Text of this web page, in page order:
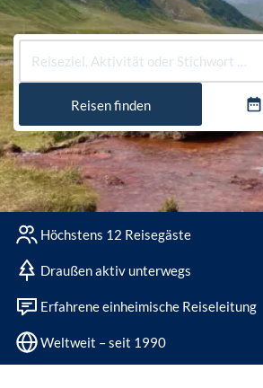
Reisen finden
Höchstens 12 Reisegäste
Draußen aktiv unterwegs
Erfahrene einheimische Reiseleitung
Weltweit – seit 1990